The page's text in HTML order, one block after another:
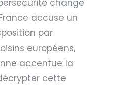
change
accuse un
par
européens,
accentue la
cette